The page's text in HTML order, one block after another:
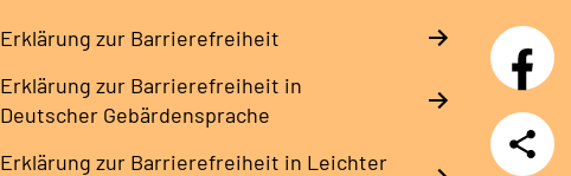
Erklärung zur Barrierefreiheit
Erklärung zur Barrierefreiheit in
Deutscher Gebärdensprache
Erklärung zur Barrierefreiheit in Leichter
Facebook
Teilen